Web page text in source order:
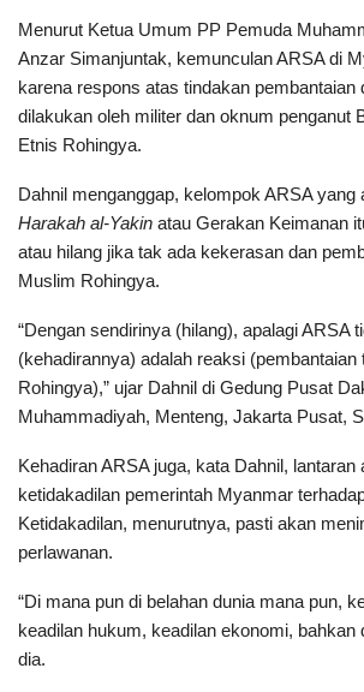
Menurut Ketua Umum PP Pemuda
Anzar Simanjuntak, kemunculan ARSA di
karena respons atas tindakan pembantaian
dilakukan oleh militer dan oknum penganut
Etnis Rohingya.
Dahnil menganggap, kelompok ARSA yang
Harakah al-Yakin atau Gerakan Keimanan
atau hilang jika tak ada kekerasan dan
Muslim Rohingya.
“Dengan sendirinya (hilang), apalagi ARSA
(kehadirannya) adalah reaksi (pembantaian
Rohingya),” ujar Dahnil di Gedung Pusat
Muhammadiyah, Menteng, Jakarta Pusat,
Kehadiran ARSA juga, kata Dahnil, lantaran
ketidakadilan pemerintah Myanmar
Ketidakadilan, menurutnya, pasti akan
perlawanan.
“Di mana pun di belahan dunia mana pun,
keadilan hukum, keadilan ekonomi, bahkan
dia.